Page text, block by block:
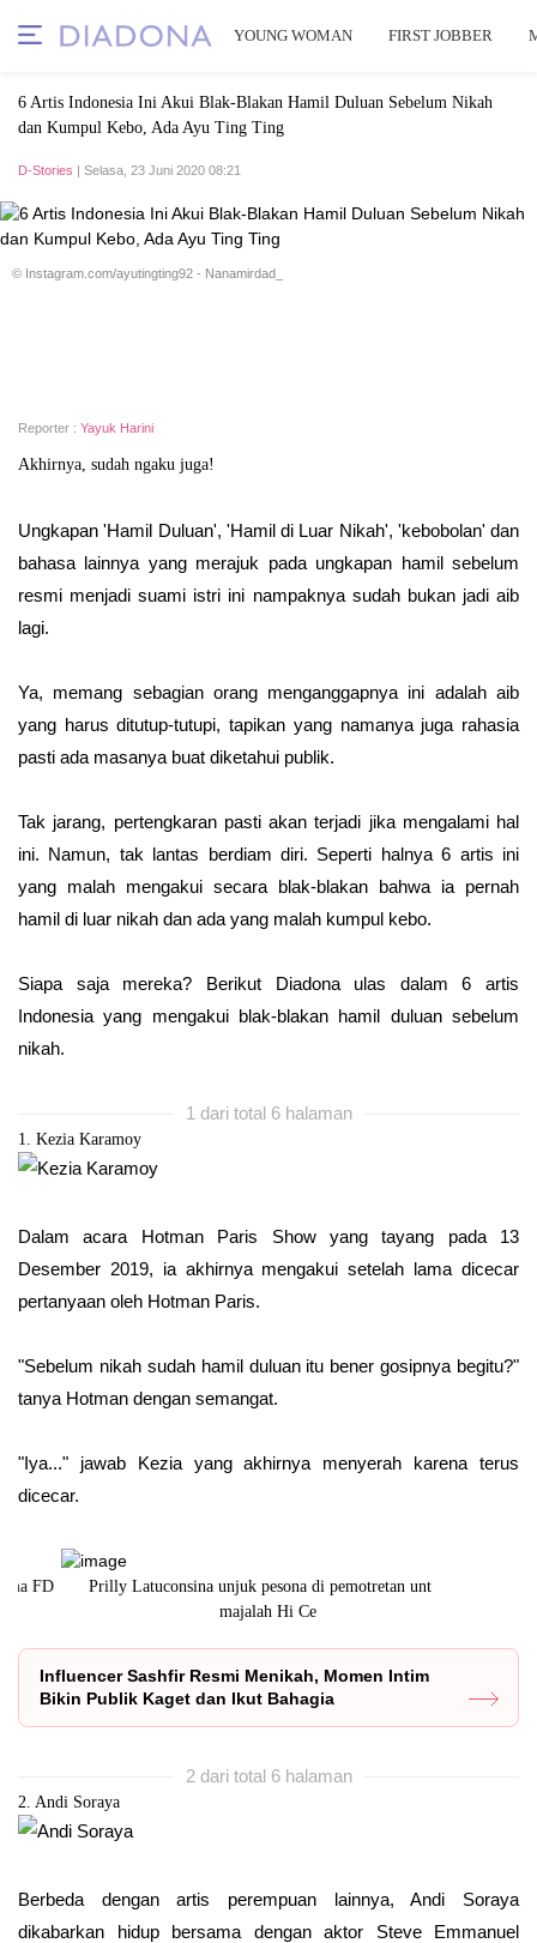
YOUNG WOMAN FIRST JOBBER
6 Artis Indonesia Ini Akui Blak-Blakan Hamil Duluan Sebelum Nikah
dan Kumpul Kebo, Ada Ayu Ting Ting
D-Stories | Selasa, 23 Juni 2020 08:21
© Instagram.com/ayutingting92 - Nanamirdad_
Reporter : Yayuk Harini
Akhirnya, sudah ngaku juga!
Ungkapan 'Hamil Duluan', 'Hamil di Luar Nikah', 'kebobolan' dan
bahasa lainnya yang merajuk pada ungkapan hamil sebelum
resmi menjadi suami istri ini nampaknya sudah bukan jadi aib
lagi.
Ya, memang sebagian orang menganggapnya ini adalah aib
yang harus ditutup-tutupi, tapikan yang namanya juga rahasia
pasti ada masanya buat diketahui publik.
Tak jarang, pertengkaran pasti akan terjadi jika mengalami hal
ini. Namun, tak lantas berdiam diri. Seperti halnya 6 artis ini
yang malah mengakui secara blak-blakan bahwa ia pernah
hamil di luar nikah dan ada yang malah kumpul kebo.
Siapa saja mereka? Berikut Diadona ulas dalam 6 artis
Indonesia yang mengakui blak-blakan hamil duluan sebelum
nikah.
1 dari total 6 halaman
1. Kezia Karamoy
Dalam acara Hotman Paris Show yang tayang pada 13
Desember 2019, ia akhirnya mengakui setelah lama dicecar
pertanyaan oleh Hotman Paris.
"Sebelum nikah sudah hamil duluan itu bener gosipnya begitu?"
tanya Hotman dengan semangat.
"Iya..." jawab Kezia yang akhirnya menyerah karena terus
dicecar.
Prilly Latuconsina unjuk pesona di pemotretan untuk
majalah Hi Ce
Influencer Sashfir Resmi Menikah, Momen Intim
Bikin Publik Kaget dan Ikut Bahagia
2 dari total 6 halaman
2. Andi Soraya
Berbeda dengan artis perempuan lainnya, Andi Soraya
dikabarkan hidup bersama dengan aktor Steve Emmanuel